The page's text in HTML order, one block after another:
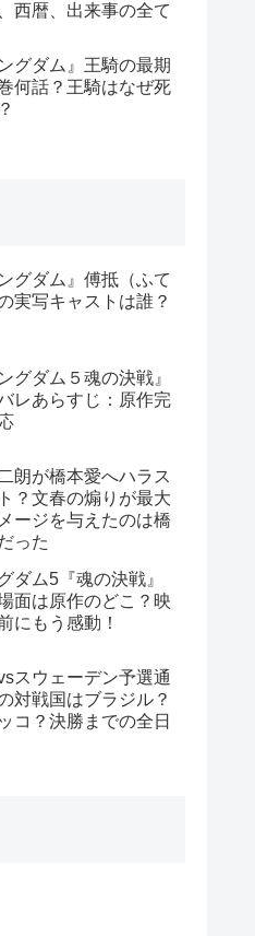
西暦、出来事の全て
ングダム』王騎の最期
何話？王騎はなぜ死
ングダム』傅抵（ふて
実写キャストは誰？
グダム５魂の決戦』
レあらすじ：原作完
朗が橋本愛へハラス
？文春の煽りが最大
ージを与えたのは橋
った
ダム5『魂の決戦』
面は原作のどこ？映
にもう感動！
スウェーデン予選通
対戦国はブラジル？
コ？決勝までの全日